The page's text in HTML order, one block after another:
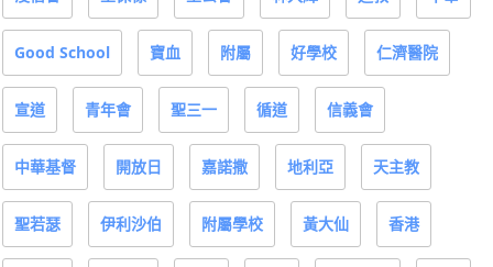
Good School 寶血 附屬 好學校 仁濟醫院
宣道 青年會 聖三一 循道 信義會
中華基督 開放日 嘉諾撒 地利亞 天主教
聖若瑟 伊利沙伯 附屬學校 黃大仙 香港